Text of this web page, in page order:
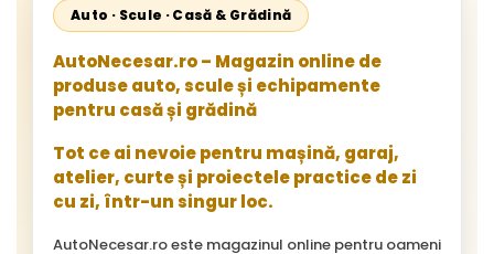
Auto · Scule · Casă & Grădină
AutoNecesar.ro – Magazin online de
produse auto, scule și echipamente
pentru casă și grădină
Tot ce ai nevoie pentru mașină, garaj,
atelier, curte și proiectele practice de zi
cu zi, într-un singur loc.
AutoNecesar.ro este magazinul online pentru oameni